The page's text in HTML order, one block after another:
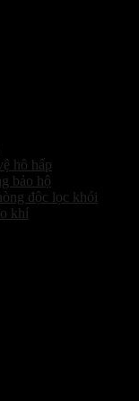
hô hấp
bảo hộ
độc lọc khói
khí